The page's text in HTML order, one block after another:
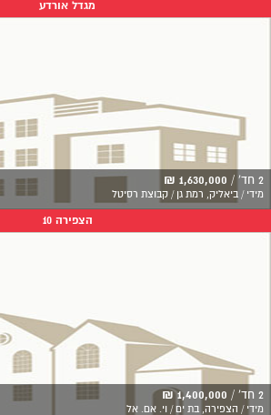
מגדל אורדע
2 חד' / 1,630,000 ₪
מידי / ביאליק, רמת גן / קבוצת רסיטל
הצפירה 10
2 חד' / 1,400,000 ₪
מידי / הצפירה, בת ים / וי. אם. אל